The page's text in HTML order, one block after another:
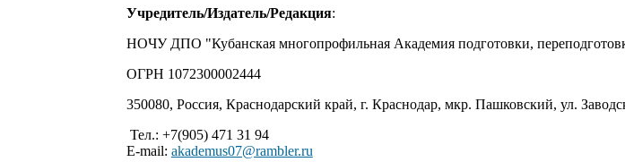
Учредитель/Издатель/Редакция:
НОЧУ ДПО "Кубанская многопрофильная Академия подготовки,
ОГРН 1072300002444
350080, Россия, Краснодарский край, г. Краснодар, мкр. Пашковский, ул.
Тел.: +7(905) 471 31 94
E-mail: akademus07@rambler.ru